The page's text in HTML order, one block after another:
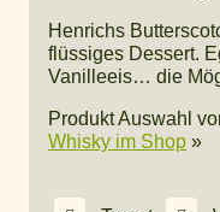
Henrichs
flüssiges Dessert.
Vanilleeis… die
Produkt Auswahl
Whisky im Shop »